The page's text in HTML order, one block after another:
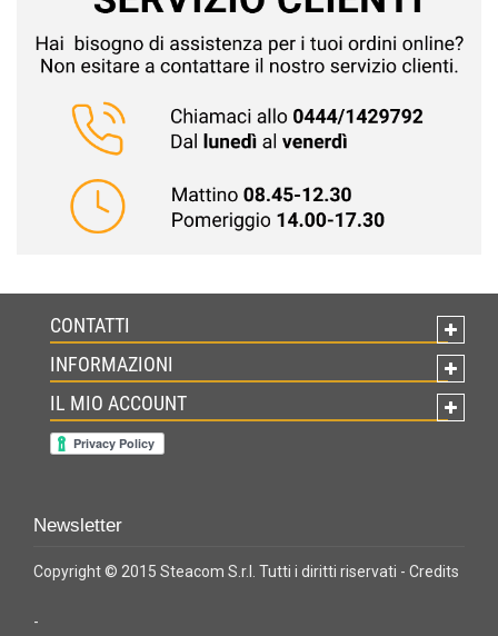
CONTATTI
INFORMAZIONI
IL MIO ACCOUNT
Newsletter
Copyright © 2015 Steacom S.r.l. Tutti i diritti riservati - Credits
-